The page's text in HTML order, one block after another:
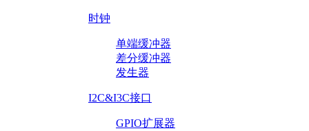
时钟
单端缓冲器
差分缓冲器
发生器
I2C&I3C接口
GPIO扩展器